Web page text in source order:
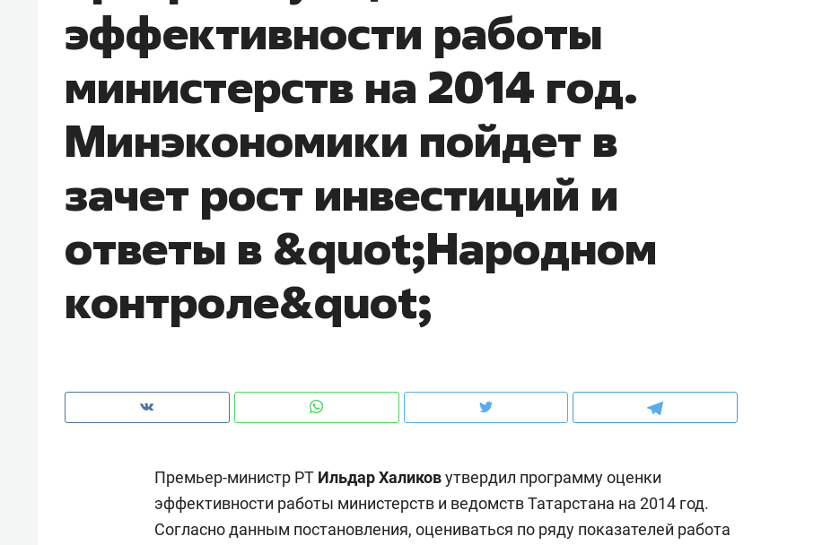
эффективности работы
министерств на 2014 год.
Минэкономики пойдет в
зачет рост инвестиций и
ответы в &quot;Народном
контроле&quot;
Премьер-министр РТ Ильдар Халиковутвердил программу оценки
эффективности работы министерств и ведомств Татарстана на 2014 год.
Согласно данным постановления, оцениваться по ряду показателей работа
чем интересен Оман?
о трехкратном росте цен, дотошных
клиентах и чудных запросах мастеров
комфорта под Казанью
Рекомендуем
безопасность в ЖК «Нова»
с ментальным и физическим
состоянием как основа